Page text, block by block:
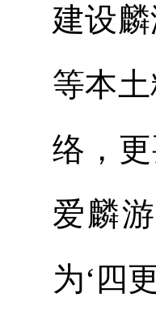
建设
等本
络，
爱麟
为‘四